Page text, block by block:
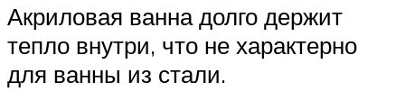
Акриловая ванна долго держит
тепло внутри, что не характерно
для ванны из стали.